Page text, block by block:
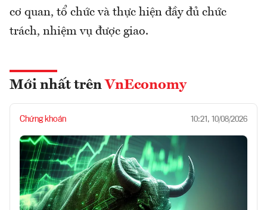
cơ quan, tổ chức và thực hiện đầy đủ chức
trách, nhiệm vụ được giao.
Mới nhất trên VnEconomy
Chứng khoán 10:21, 10/08/2026